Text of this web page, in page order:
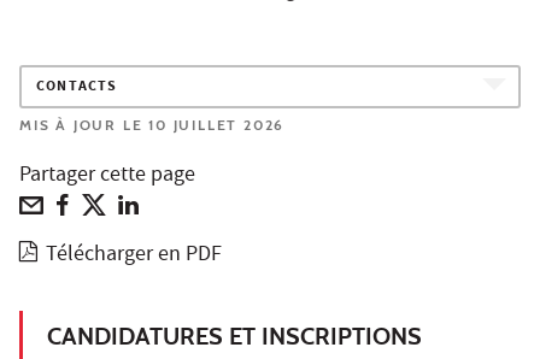
CONTACTS
MIS À JOUR LE 10 JUILLET 2026
Partager cette page
Télécharger en PDF
CANDIDATURES ET INSCRIPTIONS